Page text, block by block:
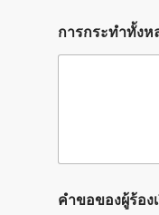
การกระทำทั้งห
คำขอของผู้ร้อง